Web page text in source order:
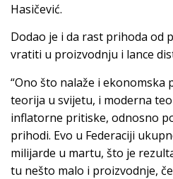
Hasičević.
Dodao je i da rast prihoda od
vratiti u proizvodnju i lance
“Ono što nalaže i ekonomska
teorija u svijetu, i moderna
inflatorne pritiske, odnosno
prihodi. Evo u Federaciji
milijarde u martu, što je
tu nešto malo i proizvodnje,